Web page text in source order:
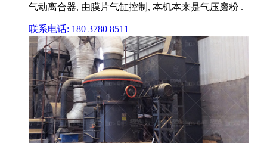
气动离合器, 由膜片气缸控制, 本机本来是气压磨粉 .
联系电话: 180 3780 8511